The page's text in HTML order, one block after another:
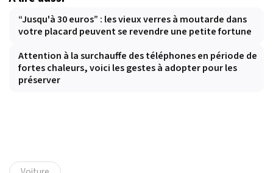
“Jusqu'à 30 euros” : les vieux verres à moutarde dans
votre placard peuvent se revendre une petite fortune
Attention à la surchauffe des téléphones en période de
fortes chaleurs, voici les gestes à adopter pour les
préserver